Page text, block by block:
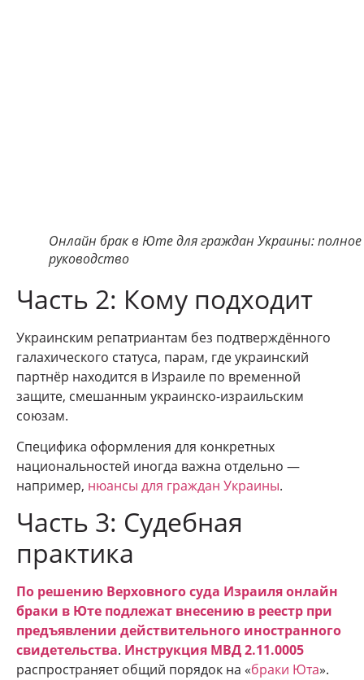
Онлайн брак в Юте для граждан Украины: полное
руководство
Часть 2: Кому подходит
Украинским репатриантам без подтверждённого
галахического статуса, парам, где украинский
партнёр находится в Израиле по временной
защите, смешанным украинско-израильским
союзам.
Специфика оформления для конкретных
национальностей иногда важна отдельно —
например, нюансы для граждан Украины.
Часть 3: Судебная
практика
По решению Верховного суда Израиля онлайн
браки в Юте подлежат внесению в реестр при
предъявлении действительного иностранного
свидетельства. Инструкция МВД 2.11.0005
распространяет общий порядок на «браки Юта».